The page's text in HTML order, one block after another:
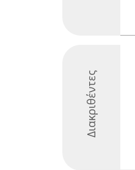
Διακριθέντες